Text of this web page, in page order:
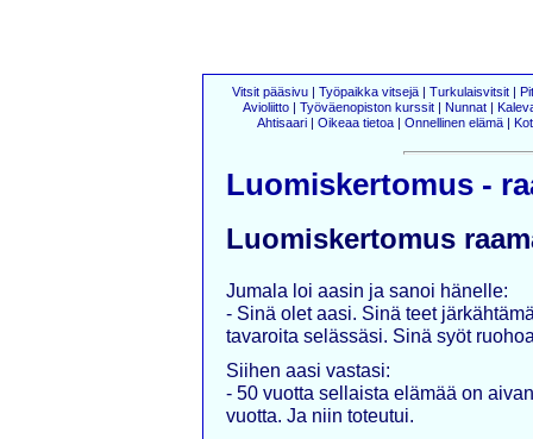
Vitsit pääsivu| Työpaikka vitsejä| Turkulaisvitsit|
Avioliitto| Työväenopiston kurssit| Nunnat|
Ahtisaari | Oikeaa tietoa | Onnellinen elämä|
Luomiskertomus -
Luomiskertomus
Jumala loi aasin ja sanoi hänelle:
- Sinä olet aasi. Sinä teet
tavaroita selässäsi. Sinä syöt
Siihen aasi vastasi:
- 50 vuotta sellaista elämää on
vuotta. Ja niin toteutui.